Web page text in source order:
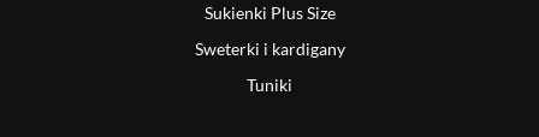
Sukienki Plus Size
Sweterki i kardigany
Tuniki